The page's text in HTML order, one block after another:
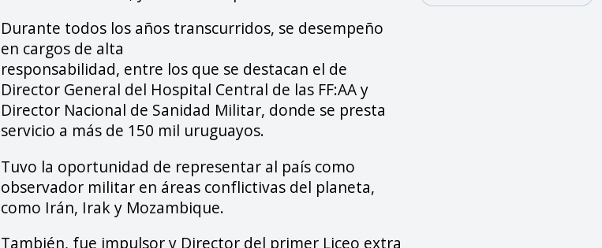
Durante todos los años transcurridos, se desempeño
en cargos de alta
responsabilidad, entre los que se destacan el de
Director General del Hospital Central de las FF:AA y
Director Nacional de Sanidad Militar, donde se presta
servicio a más de 150 mil uruguayos.
Tuvo la oportunidad de representar al país como
observador militar en áreas conflictivas del planeta,
como Irán, Irak y Mozambique.
También, fue impulsor y Director del primer Liceo extra